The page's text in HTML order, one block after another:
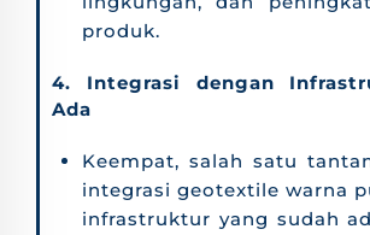
produk.
4. Integrasi dengan
Ada
Keempat, salah satu
integrasi geotextile warna
infrastruktur yang sudah